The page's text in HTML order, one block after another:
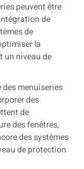
peuvent être
de
de
la
un niveau de
menuiseries
des
de
des fenêtres,
des systèmes
de protection